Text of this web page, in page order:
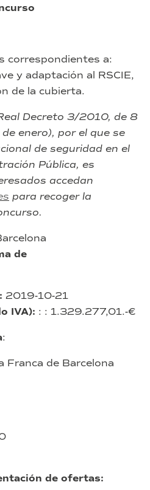
correspondientes a:
y adaptación al RSCIE,
de la cubierta.
Decreto 3/2010, de 8
enero), por el que se
de seguridad en el
Pública, es
accedan
para recoger la
de
2019-10-21
IVA): : : 1.329.277,01.-€
:
Franca de Barcelona
de ofertas: